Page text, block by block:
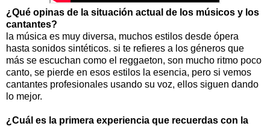
¿Qué opinas de la situación actual de los músicos y los
cantantes?
la música es muy diversa, muchos estilos desde ópera
hasta sonidos sintéticos. si te refieres a los géneros que
más se escuchan como el reggaeton, son mucho ritmo poco
canto, se pierde en esos estilos la esencia, pero si vemos
cantantes profesionales usando su voz, ellos siguen dando
lo mejor.
¿Cuál es la primera experiencia que recuerdas con la